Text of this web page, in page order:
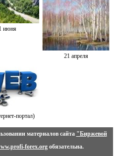
июня
21 апреля
портал)
материалов сайта "Биржевой
forex.orgобязательна.